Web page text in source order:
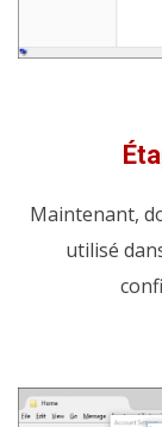
Maintenant,
utilisé